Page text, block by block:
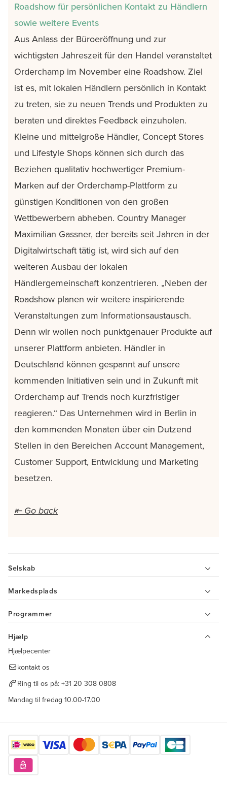
Roadshow für persönlichen Kontakt zu Händlern
sowie weitere Events
Aus Anlass der Büroeröffnung und zur
wichtigsten Jahreszeit für den Handel veranstaltet
Orderchamp im November eine Roadshow. Ziel
ist es, mit lokalen Händlern persönlich in Kontakt
zu treten, sie zu neuen Trends und Produkten zu
beraten und direktes Feedback einzuholen.
Kleine und mittelgroße Händler, Concept Stores
und Lifestyle Shops können sich durch das
Beziehen qualitativ hochwertiger Premium-
Marken auf der Orderchamp-Plattform zu
günstigen Konditionen von den großen
Wettbewerbern abheben. Country Manager
Maximilian Gassner, der bereits seit Jahren in der
Digitalwirtschaft tätig ist, wird sich auf den
weiteren Ausbau der lokalen
Händlergemeinschaft konzentrieren. „Neben der
Roadshow planen wir weitere inspirierende
Veranstaltungen zum Informationsaustausch.
Denn wir wollen noch punktgenauer Produkte auf
unserer Plattform anbieten. Händler in
Deutschland können gespannt auf unsere
kommenden Initiativen sein und in Zukunft mit
Orderchamp auf Trends noch kurzfristiger
reagieren.“ Das Unternehmen wird in Berlin in
den kommenden Monaten über ein Dutzend
Stellen in den Bereichen Account Management,
Customer Support, Entwicklung und Marketing
besetzen.
⇤ Go back
Selskab
Markedsplads
Programmer
Hjælp
Hjælpecenter
kontakt os
Ring til os på: +31 20 308 0808
Mandag til fredag 10.00-17.00